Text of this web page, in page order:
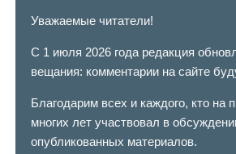
Уважаемые читатели!
С 1 июля 2026 года редакция
вещания: комментарии на сайте
Благодарим всех и каждого, кто на
многих лет участвовал в
опубликованных материалов.